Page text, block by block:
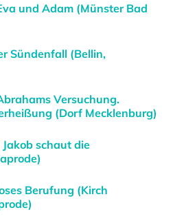
und Adam (Münster Bad
Sündenfall (Bellin,
Versuchung.
(Dorf Mecklenburg)
Jakob schaut die
Berufung (Kirch